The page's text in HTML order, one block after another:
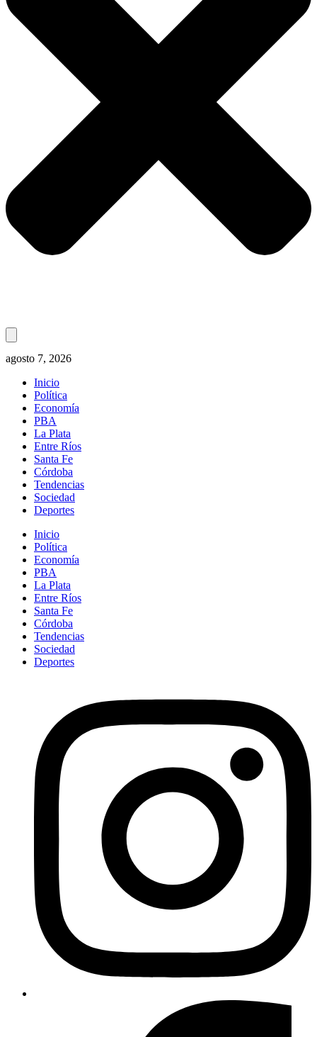
agosto 7, 2026
Inicio
Política
Economía
PBA
La Plata
Entre Ríos
Santa Fe
Córdoba
Tendencias
Sociedad
Deportes
Inicio
Política
Economía
PBA
La Plata
Entre Ríos
Santa Fe
Córdoba
Tendencias
Sociedad
Deportes